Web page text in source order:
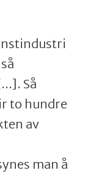
Så
to hundre
av
man å